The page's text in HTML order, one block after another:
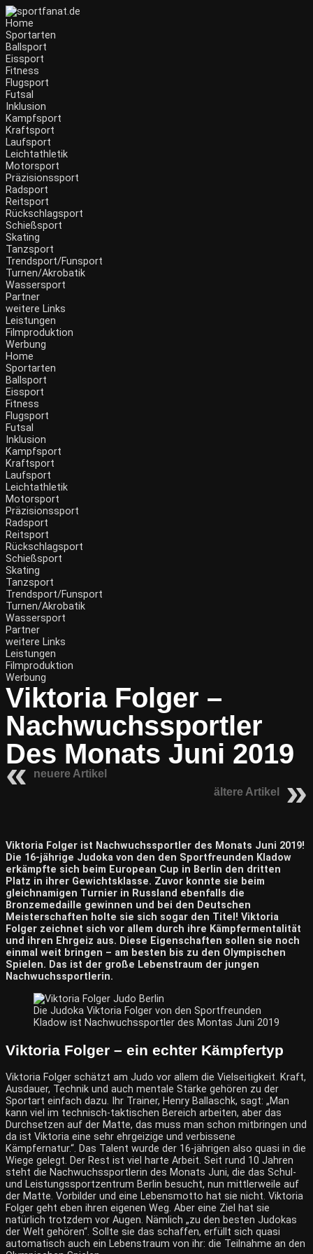
Zum
Inhalt
wechseln
Home
Sportarten
Ballsport
Eissport
Fitness
Flugsport
Futsal
Inklusion
Kampfsport
Kraftsport
Laufsport
Leichtathletik
Motorsport
Präzisionssport
Radsport
Reitsport
Rückschlagsport
Schießsport
Skating
Tanzsport
Trendsport/Funsport
Turnen/Akrobatik
Wassersport
Partner
weitere Links
Leistungen
Filmproduktion
Werbung
Menü
Home
Sportarten
Ballsport
Eissport
Fitness
Flugsport
Futsal
Inklusion
Kampfsport
Kraftsport
Laufsport
Leichtathletik
Motorsport
Präzisionssport
Radsport
Reitsport
Rückschlagsport
Schießsport
Skating
Tanzsport
Trendsport/Funsport
Turnen/Akrobatik
Wassersport
Partner
weitere Links
Leistungen
Filmproduktion
Werbung
Viktoria Folger –
Nachwuchssportler
Des Monats Juni 2019
neuere Artikel
ältere Artikel
Viktoria Folger ist Nachwuchssportler des Monats Juni 2019!
Die 16-jährige Judoka von den den Sportfreunden Kladow
erkämpfte sich beim European Cup in Berlin den dritten
Platz in ihrer Gewichtsklasse. Zuvor konnte sie beim
gleichnamigen Turnier in Russland ebenfalls die
Bronzemedaille gewinnen und bei den Deutschen
Meisterschaften holte sie sich sogar den Titel! Viktoria
Folger zeichnet sich vor allem durch ihre Kämpfermentalität
und ihren Ehrgeiz aus. Diese Eigenschaften sollen sie noch
einmal weit bringen – am besten bis zu den Olympischen
Spielen. Das ist der große Lebenstraum der jungen
Nachwuchssportlerin.
Die Judoka Viktoria Folger von den Sportfreunden
Kladow ist Nachwuchssportler des Montas Juni 2019
Viktoria Folger – ein echter Kämpfertyp
Viktoria Folger schätzt am Judo vor allem die Vielseitigkeit. Kraft,
Ausdauer, Technik und auch mentale Stärke gehören zu der
Sportart einfach dazu. Ihr Trainer, Henry Ballaschk, sagt: „Man
kann viel im technisch-taktischen Bereich arbeiten, aber das
Durchsetzen auf der Matte, das muss man schon mitbringen und
da ist Viktoria eine sehr ehrgeizige und verbissene
Kämpfernatur.“. Das Talent wurde der 16-jährigen also quasi in die
Wiege gelegt. Der Rest ist viel harte Arbeit. Seit rund 10 Jahren
steht die Nachwuchssportlerin des Monats Juni, die das Schul-
und Leistungssportzentrum Berlin besucht, nun mittlerweile auf
der Matte. Vorbilder und eine Lebensmotto hat sie nicht. Viktoria
Folger geht eben ihren eigenen Weg. Aber eine Ziel hat sie
natürlich trotzdem vor Augen. Nämlich „zu den besten Judokas
der Welt gehören“. Sollte sie das schaffen, erfüllt sich quasi
automatisch auch ein Lebenstraum von ihr: die Teilnahme an den